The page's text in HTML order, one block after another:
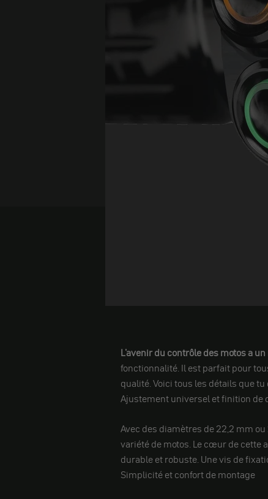
L'avenir du contrôle des motos a
fonctionnalité. Il est parfait pour
qualité. Voici tous les détails que
Ajustement universel et finition de
Avec des diamètres de 22,2 mm
variété de motos. Le cœur de cette
durable et robuste. Une vis de
Simplicité et confort de montage